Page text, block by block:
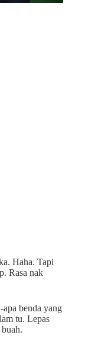
Haha. Tapi
Rasa nak
benda yang
tu. Lepas